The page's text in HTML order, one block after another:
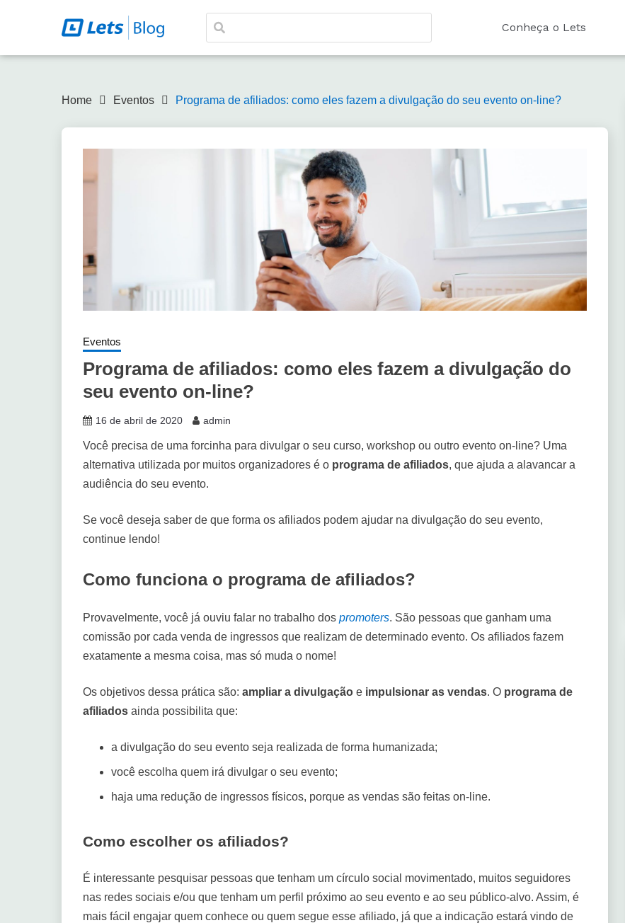
Conheça o Lets
Home Eventos Programa de afiliados: como eles fazem a divulgação do seu evento on-line?
Eventos
Programa de afiliados: como eles fazem a divulgação do
seu evento on-line?
16 de abril de 2020 admin
Você precisa de uma forcinha para divulgar o seu curso, workshop ou outro evento on-line? Uma
alternativa utilizada por muitos organizadores é o programa de afiliados, que ajuda a alavancar a
audiência do seu evento.
Se você deseja saber de que forma os afiliados podem ajudar na divulgação do seu evento,
continue lendo!
Como funciona o programa de afiliados?
Provavelmente, você já ouviu falar no trabalho dos promoters. São pessoas que ganham uma
comissão por cada venda de ingressos que realizam de determinado evento. Os afiliados fazem
exatamente a mesma coisa, mas só muda o nome!
Os objetivos dessa prática são: ampliar a divulgação e impulsionar as vendas. O programa de
afiliados ainda possibilita que:
a divulgação do seu evento seja realizada de forma humanizada;
você escolha quem irá divulgar o seu evento;
haja uma redução de ingressos físicos, porque as vendas são feitas on-line.
Como escolher os afiliados?
É interessante pesquisar pessoas que tenham um círculo social movimentado, muitos seguidores
nas redes sociais e/ou que tenham um perfil próximo ao seu evento e ao seu público-alvo. Assim, é
mais fácil engajar quem conhece ou quem segue esse afiliado, já que a indicação estará vindo de